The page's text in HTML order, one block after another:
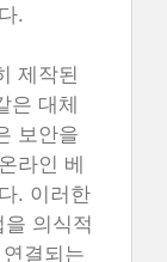
.
제작된
은 대체
보안을
라인 베
. 이러한
의식적
결되는